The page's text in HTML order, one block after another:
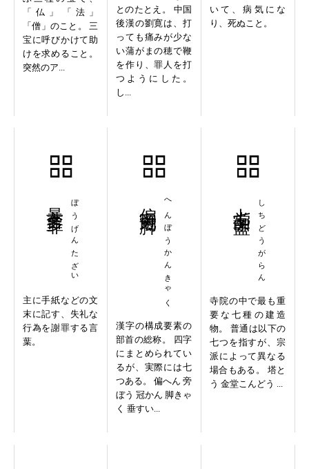
「仏」「法」
「僧」のこと。 三
宝に呼びかけて助
けを求めること。
突然のア...
とのたとえ。 中国
後漢の劉寛は、打
っても痛みが少な
い蒲がまの穂で鞭
を作り、罪人を打
つようにした。
し...
いて、病気にな
り、死ぬこと。
ぼうげんたざい
主に手紙などの文
末に記す、失礼な
行為を謝罪する言
葉。
へんぼうかんきゃく
漢字の構成要素の
部首の総称。 四字
にまとめられてい
るが、実際には七
つある。 偏へん 旁
ぼう 冠かん 脚きゃ
く 垂すい...
しちどうがらん
寺院の中で最も重
要な七種の建造
物。 普通は以下の
七つを指すが、宗
派によって異なる
場合もある。 塔と
う 金堂こんどう ...